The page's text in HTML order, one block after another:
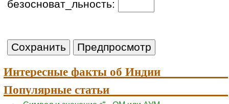
безосноват_льность:
Интересные факты об Индии
Популярные статьи